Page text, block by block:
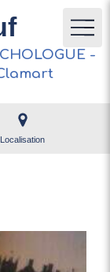
-
Localisation